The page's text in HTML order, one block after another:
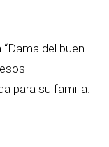
del buen
para su familia.